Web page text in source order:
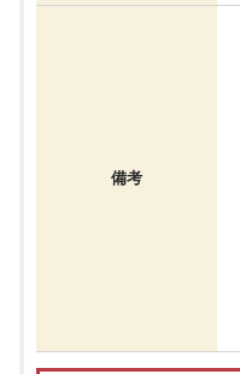
備考